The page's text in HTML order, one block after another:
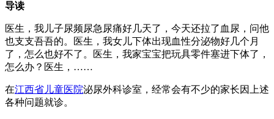
导读
医生，我儿子尿频尿急尿痛好几天了，今天还拉了血尿，问他
也支支吾吾的。医生，我女儿下体出现血性分泌物好几个月
了，怎么也好不了。医生，我家宝宝把玩具零件塞进下体了，
怎么办？医生，……
在江西省儿童医院泌尿外科诊室，经常会有不少的家长因上述
各种问题就诊。